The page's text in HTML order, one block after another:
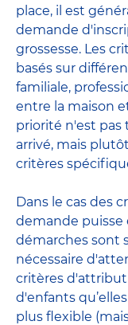
place, il est
demande
grossesse. Les
basés sur
familiale,
entre la maison
priorité n'est pas
arrivé, mais
critères
Dans le cas des
demande puisse
démarches sont
nécessaire
critères
d'enfants
plus flexible